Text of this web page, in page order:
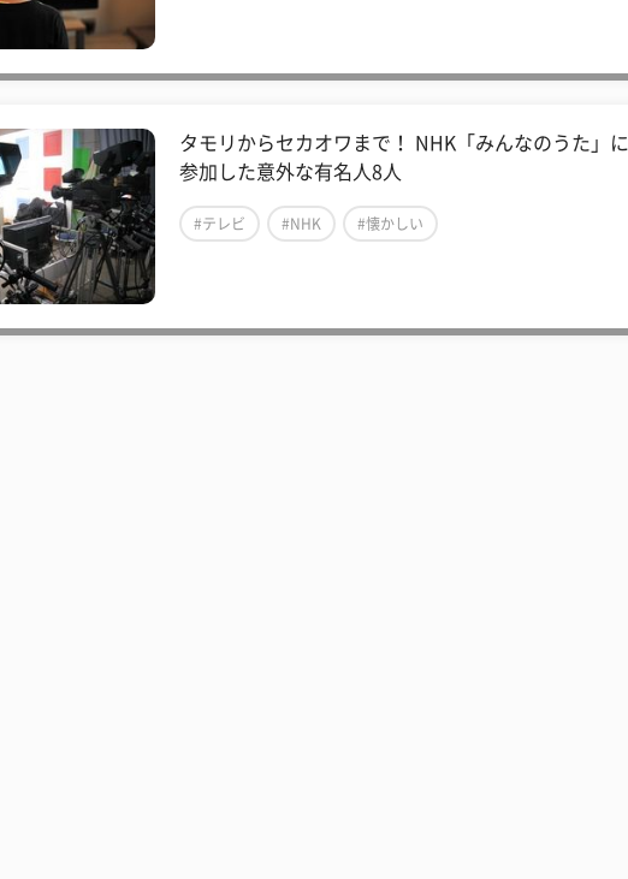
タモリからセカオワまで！ NHK「みんなのうた」に
参加した意外な有名人8人
#テレビ #NHK #懐かしい